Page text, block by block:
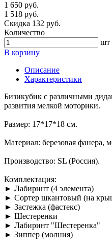
1 650 руб.
1 518 руб.
Скидка 132 руб.
Количество
шт
В корзину
Описание
Характеристики
Бизикубик с различными
развития мелкой моторики.
Размер: 17*17*18 см.
Материал: березовая фанера,
Производство: SL (Россия).
Комплектация:
► Лабиринт (4 элемента)
► Сортер шкантовый (на
► Застежка (фастекс)
► Шестеренки
► Лабиринт "Шестеренка"
► Зиппер (молния)